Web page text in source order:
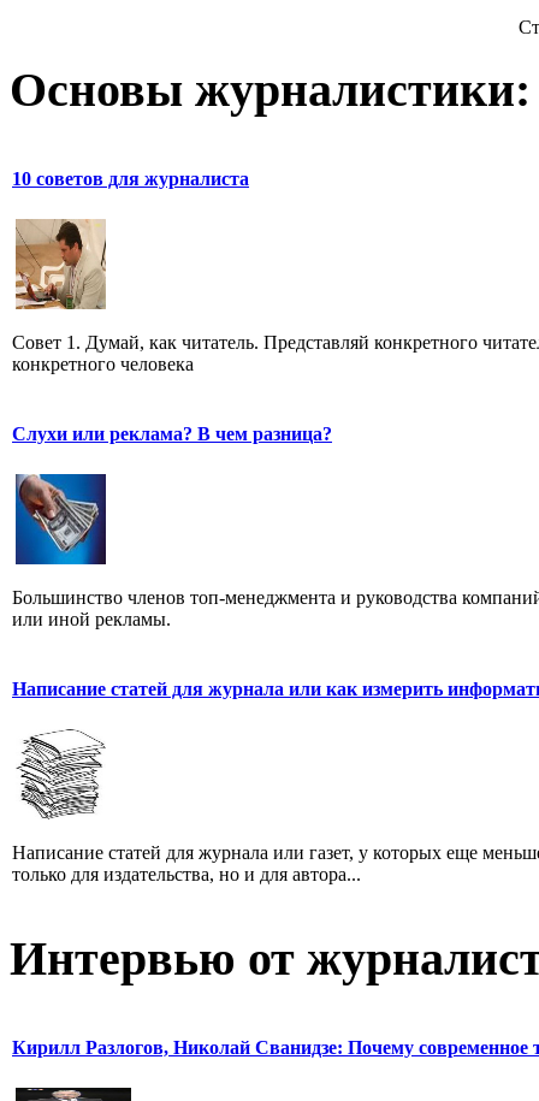
Основы журналистики:
10 советов для журналиста
Совет 1. Думай, как читатель. Представляй конкретного
конкретного человека
Слухи или реклама? В чем разница?
Большинство членов топ-менеджмента и руководства
или иной рекламы.
Написание статей для журнала или как измерить
Написание статей для журнала или газет, у которых еще
только для издательства, но и для автора...
Интервью от
Кирилл Разлогов, Николай Сванидзе: Почему современное